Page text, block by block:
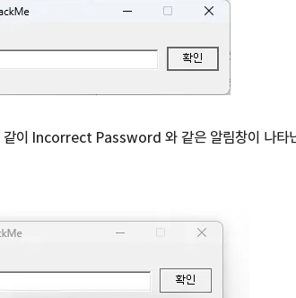
같이 Incorrect Password 와 같은 알림창이 나타